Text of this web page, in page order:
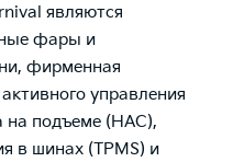
являются
фары и
фирменная
управления
на подъеме (НАС),
в шинах (TPMS) и